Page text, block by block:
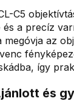
C5
és a precíz
megóvja az
így
és